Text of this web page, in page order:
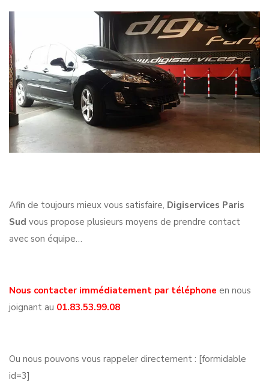
Afin de toujours mieux vous satisfaire, Digiservices Paris
Sud vous propose plusieurs moyens de prendre contact
avec son équipe…
Nous contacter immédiatement par téléphone en nous
joignant au 01.83.53.99.08
Ou nous pouvons vous rappeler directement : [formidable
id=3]